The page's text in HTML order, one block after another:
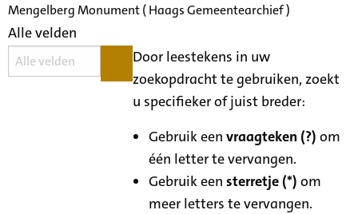
Mengelberg Monument ( Haags Gemeentearchief )
Alle velden
Door leestekens in uw
zoekopdracht te gebruiken, zoekt
u specifieker of juist breder:
Gebruik eenvraagteken (?) om
één letter te vervangen.
Gebruik eensterretje (*) om
meer letters te vervangen.